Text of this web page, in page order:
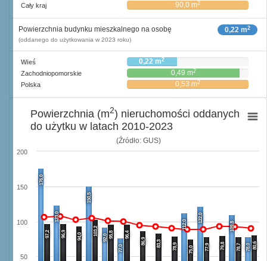
Cały kraj 90,0 m2
0,22 m2
Powierzchnia budynku mieszkalnego na osobę
(oddanego do użytkowania w 2023 roku)
Wieś 0,22 m2
Zachodniopomorskie 0,49 m2
Polska 0,53 m2
(Źródło: GUS)
176,0
123,0
150,5
92,0
77,0
112,0
122,0
109,8
78,0
97,2 96,9 94,0 103,2 95,8 96,4
86,9 83,3 78,9 75,0 77,9 79,8 78,7 80,6
50
100
150
200
Powierzchnia (m2) nieruchomości oddanych
do użytku w latach 2010-2023